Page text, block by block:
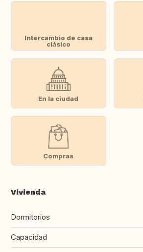
Intercambio de casa
clásico
En la ciudad
Compras
Vivienda
Dormitorios
Capacidad